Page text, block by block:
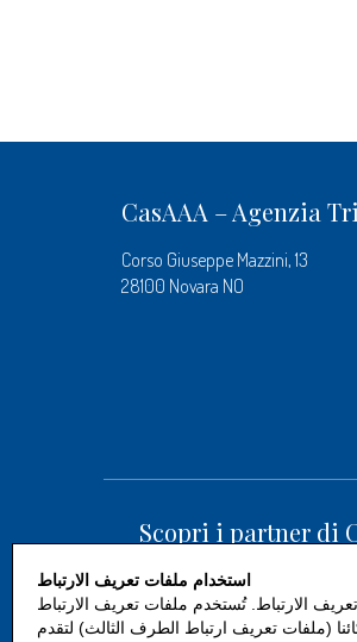
CasAAA – Agenzia
Corso Giuseppe Mazzini, 13
28100 Novara NO
Scopri i partner di
استخدام ملفات تعريف الارتباط
الارتباط. تُستخدم ملفات تعريف الارتباط
(ملفات تعريف ارتباط الطرف الثالث) لتقدم